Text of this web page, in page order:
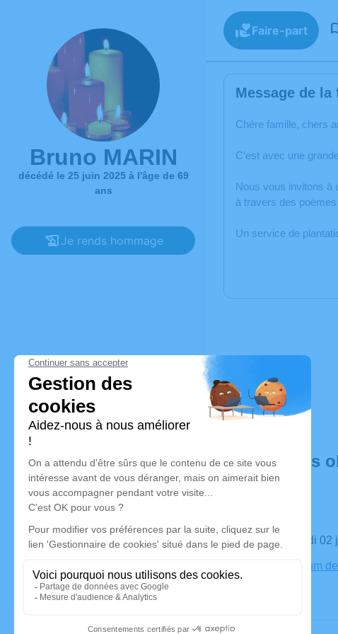
Bruno MARIN
décédé le 25 juin 2025 à l'âge de 69
ans
Je rends hommage
Faire-part
Message de la
Chère famille, chers
C’est avec une
Nous vous invitons à
à travers des
Un service de
Déroulé des
Le mercredi
Crématorium